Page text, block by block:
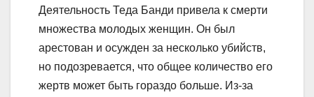
Деятельность Теда Банди привела к смерти
множества молодых женщин. Он был
арестован и осужден за несколько убийств,
но подозревается, что общее количество его
жертв может быть гораздо больше. Из-за